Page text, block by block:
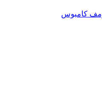
كامبوس